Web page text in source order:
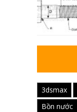
3dsmax
Bồn nước